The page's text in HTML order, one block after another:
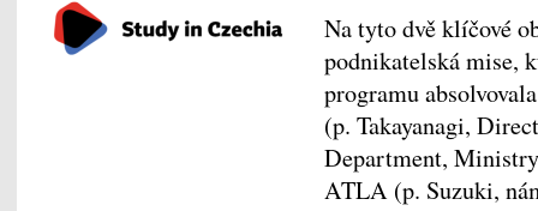
Na tyto dvě klíčové
podnikatelská mise,
programu
(p. Takayanagi,
Department,
ATLA (p. Suzuki,